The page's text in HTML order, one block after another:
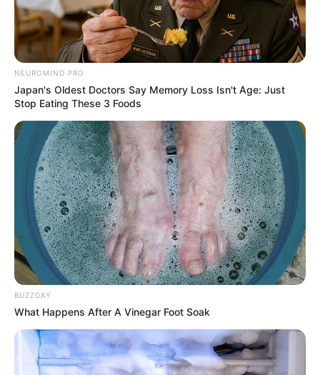
NEUROMIND PRO
Japan's Oldest Doctors Say Memory Loss Isn't Age: Just
Stop Eating These 3 Foods
BUZZDAY
What Happens After A Vinegar Foot Soak